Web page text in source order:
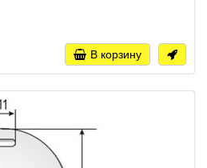
В корзину